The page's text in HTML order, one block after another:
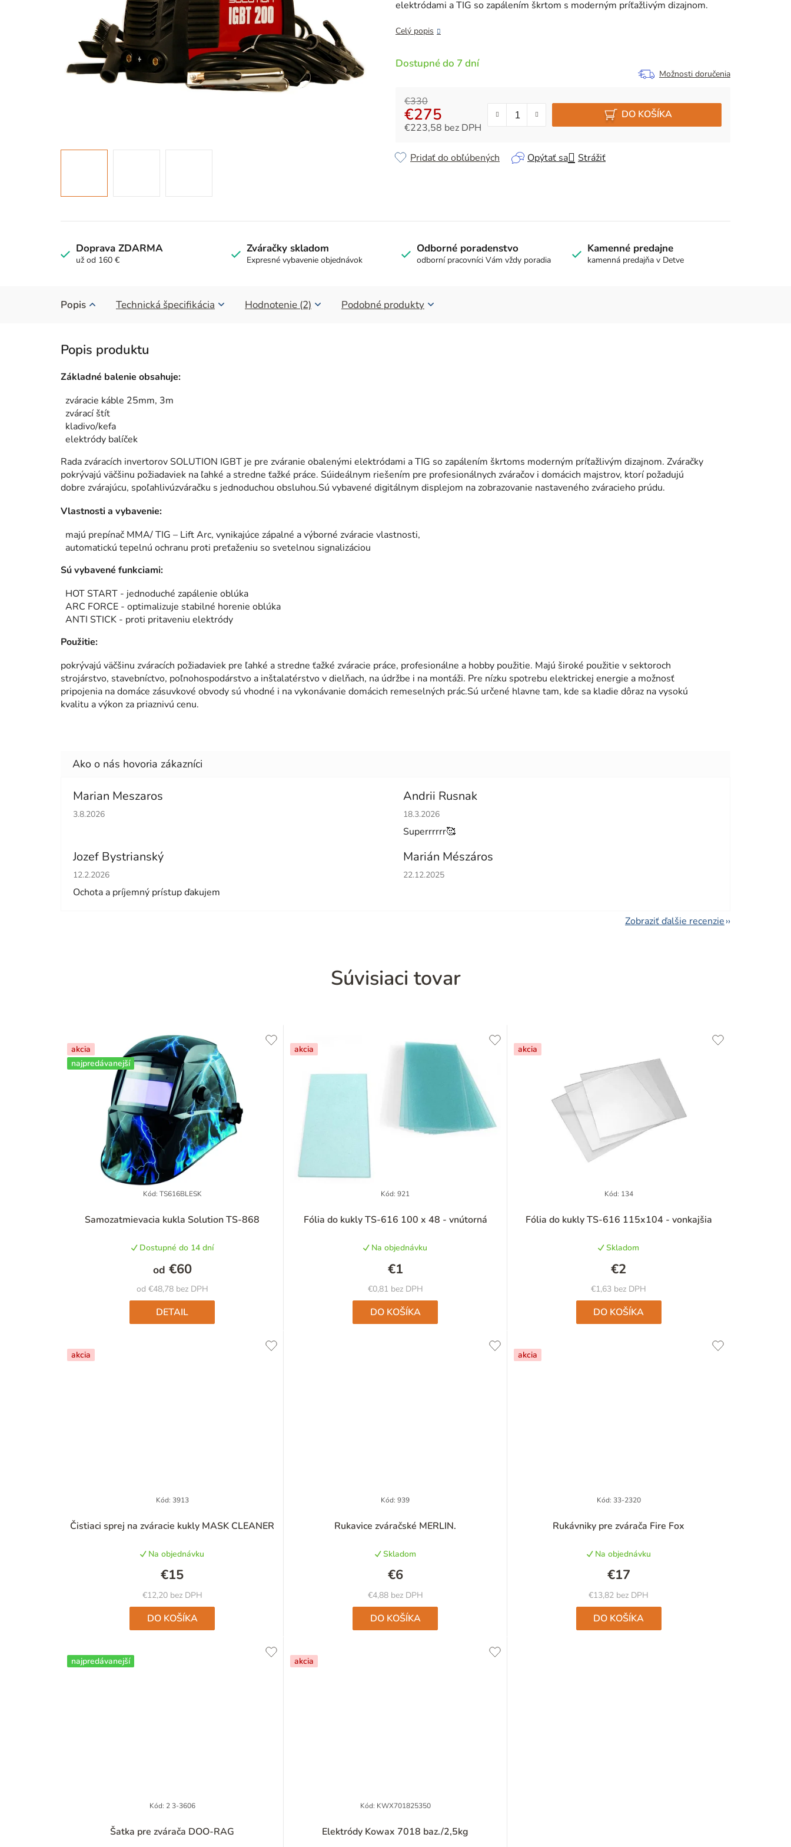
z
hviezdičiek.
elektródami a TIG so zapálením škrtom s moderným príťažlivým dizajnom.
Celý popis
Dostupné do 7 dní
Možnosti doručenia
€330
€275
€223,58 bez DPH
DO KOŠÍKA
Opýtať sa Strážiť
Pridať do obľúbených
Doprava ZDARMA
už od 160 €
Zváračky skladom
Expresné vybavenie objednávok
Odborné poradenstvo
odborní pracovníci Vám vždy poradia
Kamenné predajne
kamenná predajňa v Detve
Popis Technická špecifikácia Hodnotenie (2) Podobné produkty
Základné balenie obsahuje:
zváracie káble 25mm, 3m
zvárací štít
kladivo/kefa
elektródy balíček
Rada zváracích invertorov SOLUTION IGBT je pre zváranie obalenými elektródami a TIG so zapálením škrtoms moderným príťažlivým dizajnom. Zváračky
pokrývajú väčšinu požiadaviek na ľahké a stredne ťažké práce. Súideálnym riešením pre profesionálnych zváračov i domácich majstrov, ktorí požadujú
dobre zvárajúcu, spoľahlivúzváračku s jednoduchou obsluhou.Sú vybavené digitálnym displejom na zobrazovanie nastaveného zváracieho prúdu.
Vlastnosti a vybavenie:
majú prepínač MMA/ TIG – Lift Arc, vynikajúce zápalné a výborné zváracie vlastnosti,
automatickú tepelnú ochranu proti preťaženiu so svetelnou signalizáciou
Sú vybavené funkciami:
HOT START - jednoduché zapálenie oblúka
ARC FORCE - optimalizuje stabilné horenie oblúka
ANTI STICK - proti pritaveniu elektródy
Použitie:
pokrývajú väčšinu zváracích požiadaviek pre ľahké a stredne ťažké zváracie práce, profesionálne a hobby použitie. Majú široké použitie v sektoroch
strojárstvo, stavebníctvo, poľnohospodárstvo a inštalatérstvo v dielňach, na údržbe i na montáži. Pre nízku spotrebu elektrickej energie a možnosť
pripojenia na domáce zásuvkové obvody sú vhodné i na vykonávanie domácich remeselných prác.Sú určené hlavne tam, kde sa kladie dôraz na vysokú
kvalitu a výkon za priaznivú cenu.
Marian Meszaros
Hodnotenie obchodu je 5 z 5 hviezdičiek.
3.8.2026
Andrii Rusnak
Hodnotenie obchodu je 5 z 5 hviezdičiek.
18.3.2026
Superrrrrr🥰
Jozef Bystrianský
Hodnotenie obchodu je 5 z 5 hviezdičiek.
12.2.2026
Ochota a príjemný prístup ďakujem
Marián Mészáros
Hodnotenie obchodu je 5 z 5 hviezdičiek.
22.12.2025
Zobraziť ďalšie recenzie
Súvisiaci tovar
akcia
najpredávanejší
Samozatmievacia kukla Solution TS-868
hodnotenie
je
4,8
z
5
hviezdičiek.
Dostupné do 14 dní
od €48,78 bez DPH
od €60
DETAIL
Kód: TS616BLESK
akcia
Fólia do kukly TS-616 100 x 48 - vnútorná
hodnotenie
je
5,0
z
5
hviezdičiek.
Na objednávku
€0,81 bez DPH
€1
DO KOŠÍKA
Kód:921
akcia
Fólia do kukly TS-616 115x104 - vonkajšia
hodnotenie
je
5,0
z
5
hviezdičiek.
Skladom
€1,63 bez DPH
€2
DO KOŠÍKA
Kód: 134
akcia
Čistiaci sprej na zváracie kukly MASK CLEANER
hodnotenie
je
4,6
z
5
hviezdičiek.
Na objednávku
€12,20 bez DPH
€15
DO KOŠÍKA
Kód: 3913
Rukavice zváračské MERLIN.
hodnotenie
je
4,6
z
5
hviezdičiek.
Skladom
€4,88 bez DPH
€6
DO KOŠÍKA
Kód:939
akcia
Rukávniky pre zvárača Fire Fox
hodnotenie
je
5,0
z
5
hviezdičiek.
Na objednávku
€13,82 bez DPH
€17
DO KOŠÍKA
Kód: 33-2320
najpredávanejší
Šatka pre zvárača DOO-RAG
hodnotenie
Kód: 2 3-3606
akcia
Elektródy Kowax 7018 baz./2,5kg
hodnotenie
Kód: KWX701825350